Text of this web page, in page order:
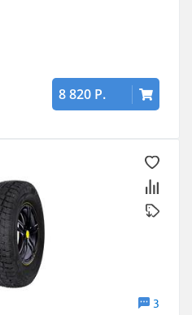
8 820 Р.
3